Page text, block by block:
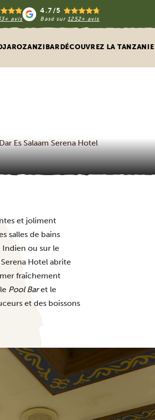
avis
4.7/5
Basé sur1252+ avis
ZANZIBARDÉCOUVREZ LA TANZANIE
Es Salaam Serena Hotel
et joliment
salles de bains
Indien ou sur le
Serena Hotel abrite
fraîchement
Pool Baret le
et des boissons